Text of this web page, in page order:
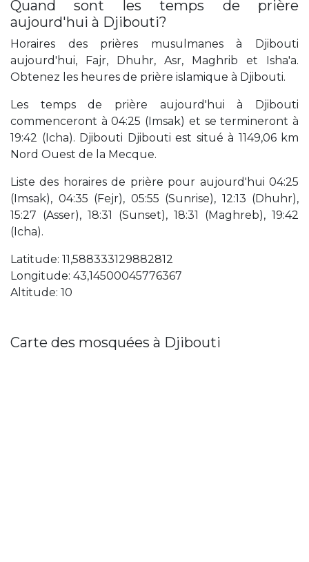
Quand sont les temps de prière
aujourd'hui à Djibouti?
Horaires des prières musulmanes à Djibouti
aujourd'hui, Fajr, Dhuhr, Asr, Maghrib et Isha'a.
Obtenez les heures de prière islamique à Djibouti.
Les temps de prière aujourd'hui à Djibouti
commenceront à 04:25 (Imsak) et se termineront à
19:42 (Icha). Djibouti Djibouti est situé à 1149,06 km
Nord Ouest de la Mecque.
Liste des horaires de prière pour aujourd'hui 04:25
(Imsak), 04:35 (Fejr), 05:55 (Sunrise), 12:13 (Dhuhr),
15:27 (Asser), 18:31 (Sunset), 18:31 (Maghreb), 19:42
(Icha).
Latitude: 11,588333129882812
Longitude: 43,14500045776367
Altitude: 10
Carte des mosquées à Djibouti